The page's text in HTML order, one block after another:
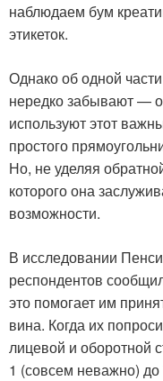
наблюдаем бум
этикеток.
Однако об одной
нередко забывают — о
используют этот
простого
Но, не уделяя
которого она
возможности.
В исследовании
респондентов
это помогает им
вина. Когда их
лицевой и оборотной
1 (совсем неважно)